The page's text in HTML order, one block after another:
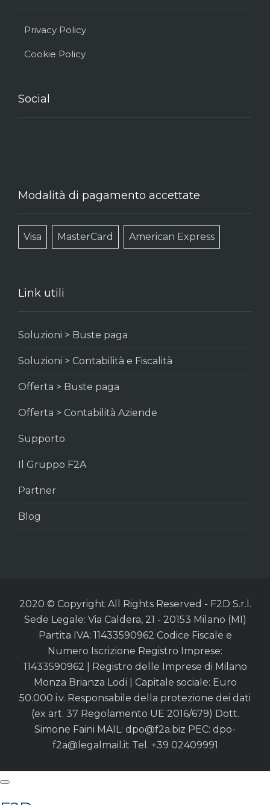
Privacy Policy
Cookie Policy
Social
Modalità di pagamento accettate
Visa MasterCard American Express
Link utili
Soluzioni > Buste paga
Soluzioni > Contabilità e Fiscalità
Offerta > Buste paga
Offerta > Contabilità Aziende
Supporto
Il Gruppo F2A
Partner
Blog
2020 © Copyright All Rights Reserved - F2D S.r.l.
Sede Legale: Via Caldera, 21 - 20153 Milano (MI)
Partita IVA: 11433590962 Codice Fiscale e
Numero Iscrizione Registro Imprese:
11433590962 | Registro delle Imprese di Milano
Monza Brianza Lodi | Capitale sociale: Euro
50.000 i.v. Responsabile della protezione dei dati
(ex art. 37 Regolamento UE 2016/679) Dott.
Simone Faini MAIL: dpo@f2a.biz PEC: dpo-
f2a@legalmail.it Tel. +39 02409991